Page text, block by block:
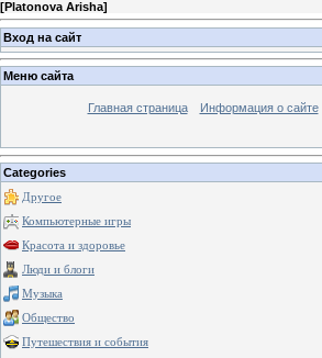
[Platonova Arisha]
Вход на сайт
Меню сайта
Главная страница Информация о сайте
Categories
Другое
Компьютерные игры
Красота и здоровье
Люди и блоги
Музыка
Общество
Путешествия и события